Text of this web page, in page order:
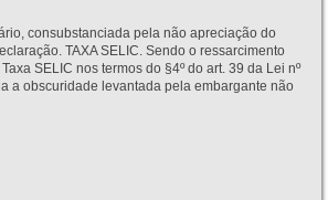
consubstanciada pela não apreciação do
TAXA SELIC. Sendo o ressarcimento
SELIC nos termos do §4º do art. 39 da Lei nº
a obscuridade levantada pela embargante não